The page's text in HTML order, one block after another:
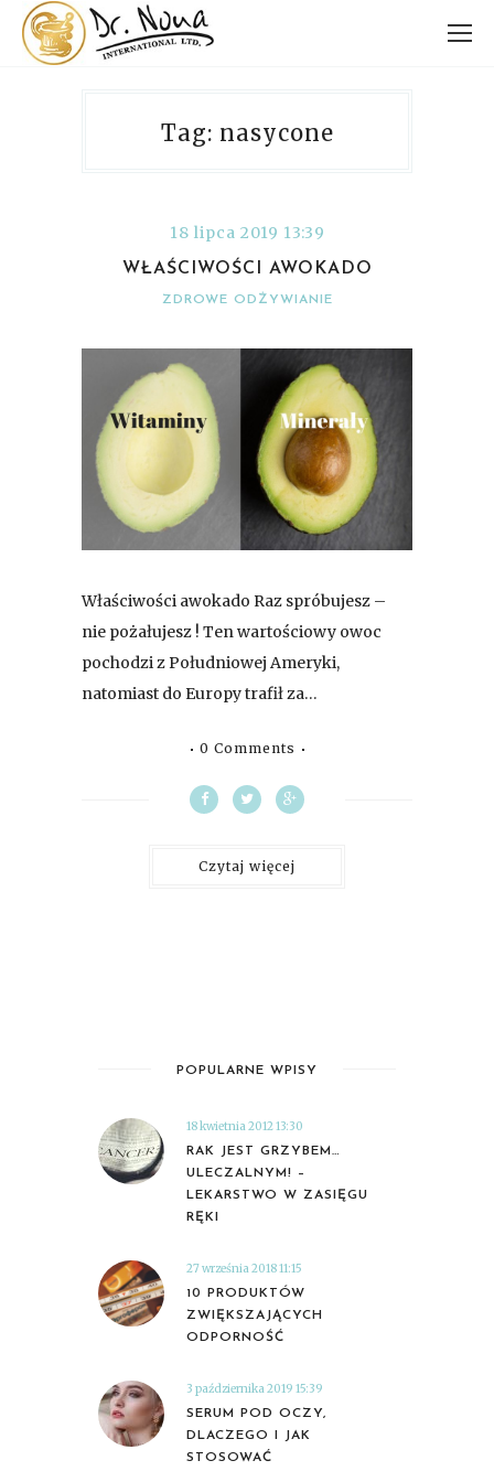
Tag: nasycone
18 lipca 2019 13:39
WŁAŚCIWOŚCI AWOKADO
ZDROWE ODŻYWIANIE
Właściwości awokado Raz spróbujesz –
nie pożałujesz ! Ten wartościowy owoc
pochodzi z Południowej Ameryki,
natomiast do Europy trafił za…
0 Comments
Czytaj więcej
POPULARNE WPISY
18 kwietnia 2012 13:30
RAK JEST GRZYBEM…
ULECZALNYM! –
LEKARSTWO W ZASIĘGU
RĘKI
27 września 2018 11:15
10 PRODUKTÓW
ZWIĘKSZAJĄCYCH
ODPORNOŚĆ
3 października 2019 15:39
SERUM POD OCZY,
DLACZEGO I JAK
STOSOWAĆ